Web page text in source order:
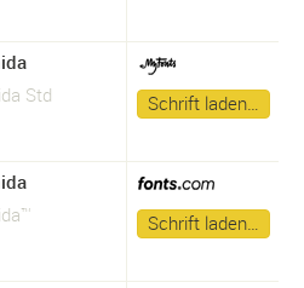
Std
Schrift laden…
Schrift laden…